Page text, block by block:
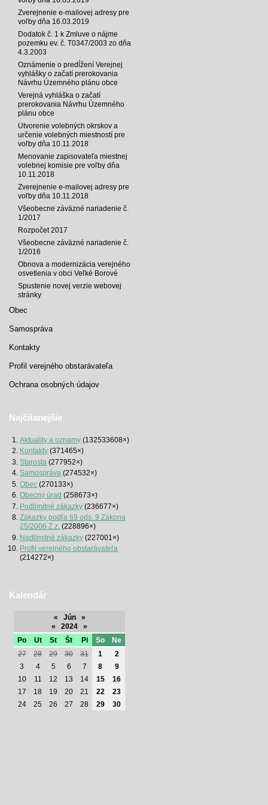
Zverejnenie e-mailovej adresy pre
voľby dňa 16.03.2019
Dodatok č. 1 k Zmluve o nájme
pozemku ev. č. T0347/2003 zo dňa
4.3.2003
Oznámenie o predĺžení Verejnej
vyhlášky o začatí prerokovania
Návrhu Územného plánu obce
Verejná vyhláška o začatí
prerokovania Návrhu Územného
plánu obce
Utvorenie volebných okrskov a
určenie volebných miestností pre
voľby dňa 10.11.2018
Menovanie zapisovateľa miestnej
volebnej komisie pre voľby dňa
10.11.2018
Zverejnenie e-mailovej adresy pre
voľby dňa 10.11.2018
Všeobecne záväzné nariadenie č.
1/2017
Rozpočet 2017
Všeobecne záväzné nariadenie č.
1/2016
Obnova a modernizácia verejného
osvetlenia v obci Veľké Borové
Spustenie novej verzie webovej
stránky
Obec
Samospráva
Kontakty
Profil verejného obstarávateľa
Ochrana osobných údajov
Najčítanejšie
Aktuality a oznamy (132533608×)
Kontakty (371465×)
Starosta (277952×)
Samospráva (274532×)
Obec (270133×)
Obecný úrad (258673×)
Podlimitné zákazky (236677×)
Zákazky podľa §9 ods. 9 Zákona
25/2006 Z.z. (228896×)
Nadlimitné zákazky (227001×)
Profil verejného obstarávateľa
(214272×)
Kalendár
« Jún
»
«
2024
»
Po
Ut St Št Pi So
Ne
27
28 29 30 31 1
2
3
4 5 6 7 8
9
10
11 12 13 14 15
16
17
18 19 20 21 22
23
24
25 26 27 28 29 30